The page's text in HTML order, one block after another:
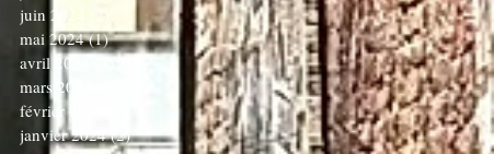
juin 2024 (2) 2 posts
mai 2024 (1)1 post
avril 2024 (3)3 posts
mars 2024
février 2024
janvier 2024 (2)2 posts